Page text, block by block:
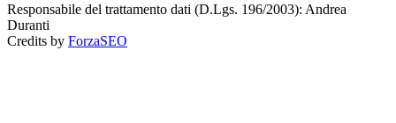
Responsabile del trattamento dati (D.Lgs. 196/2003): Andrea
Duranti
Credits by ForzaSEO